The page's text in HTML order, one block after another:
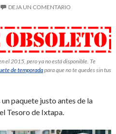
DEJA UN COMENTARIO
el 2015, pero ya no está disponible. Te
de temporadapara que no te quedes sin tus
paquete justo antes de la
Tesoro de Ixtapa.